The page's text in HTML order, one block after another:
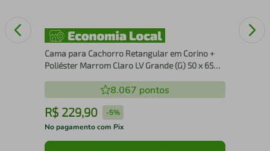
Cama para Cachorro Retangular em Corino +
Poliéster Marrom Claro LV Grande (G) 50 x 65
8.067 pontos
R$ 229,90 -5%
No pagamento com Pix